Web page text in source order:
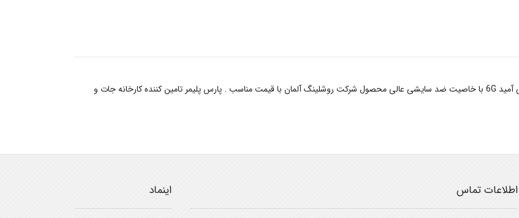
فروشگاه آنلاین پارس پلیمر عرضه کننده انواع ورق و میلگرد و لوله پلی آمید 6G با خاصیت ضد سایشی عالی محصول شرکت روشلینگ آلمان با قیمت مناسب . پارس پلیمر تامین کننده کارخانه جات و
اطلاعات تماس اینماد